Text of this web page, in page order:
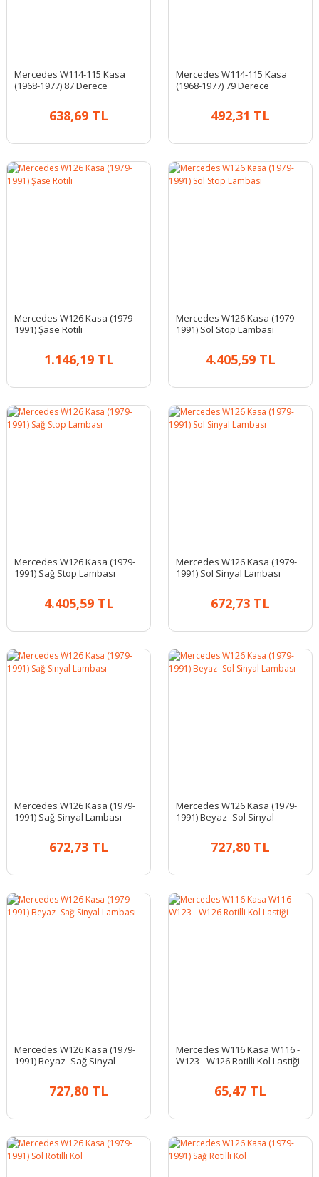
Mercedes W114-115 Kasa
(1968-1977) 87 Derece
638,69 TL
Mercedes W114-115 Kasa
(1968-1977) 79 Derece
492,31 TL
Mercedes W126 Kasa (1979-
1991) Şase Rotili
1.146,19 TL
Mercedes W126 Kasa (1979-
1991) Sol Stop Lambası
4.405,59 TL
Mercedes W126 Kasa (1979-
1991) Sağ Stop Lambası
4.405,59 TL
Mercedes W126 Kasa (1979-
1991) Sol Sinyal Lambası
672,73 TL
Mercedes W126 Kasa (1979-
1991) Sağ Sinyal Lambası
672,73 TL
Mercedes W126 Kasa (1979-
1991) Beyaz- Sol Sinyal
727,80 TL
Mercedes W126 Kasa (1979-
1991) Beyaz- Sağ Sinyal
727,80 TL
Mercedes W116 Kasa W116 -
W123 - W126 Rotilli Kol Lastiği
65,47 TL